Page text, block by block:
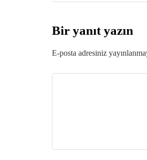
Bir yanıt yazın
E-posta adresiniz